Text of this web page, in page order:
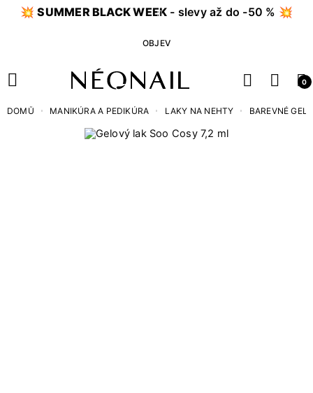
💥SUMMER BLACK WEEK - slevy až do -50 % 💥
OBJEV
0
DOMŮ MANIKÚRA A PEDIKÚRA LAKY NA NEHTY BAREVNÉ GEL